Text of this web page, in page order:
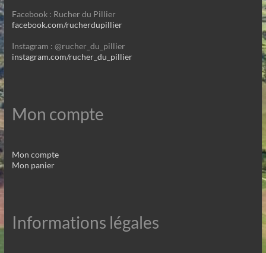
Facebook : Rucher du Pillier
facebook.com/rucherdupillier
Instagram : @rucher_du_pillier
instagram.com/rucher_du_pillier
Mon compte
Mon compte
Mon panier
Informations légales